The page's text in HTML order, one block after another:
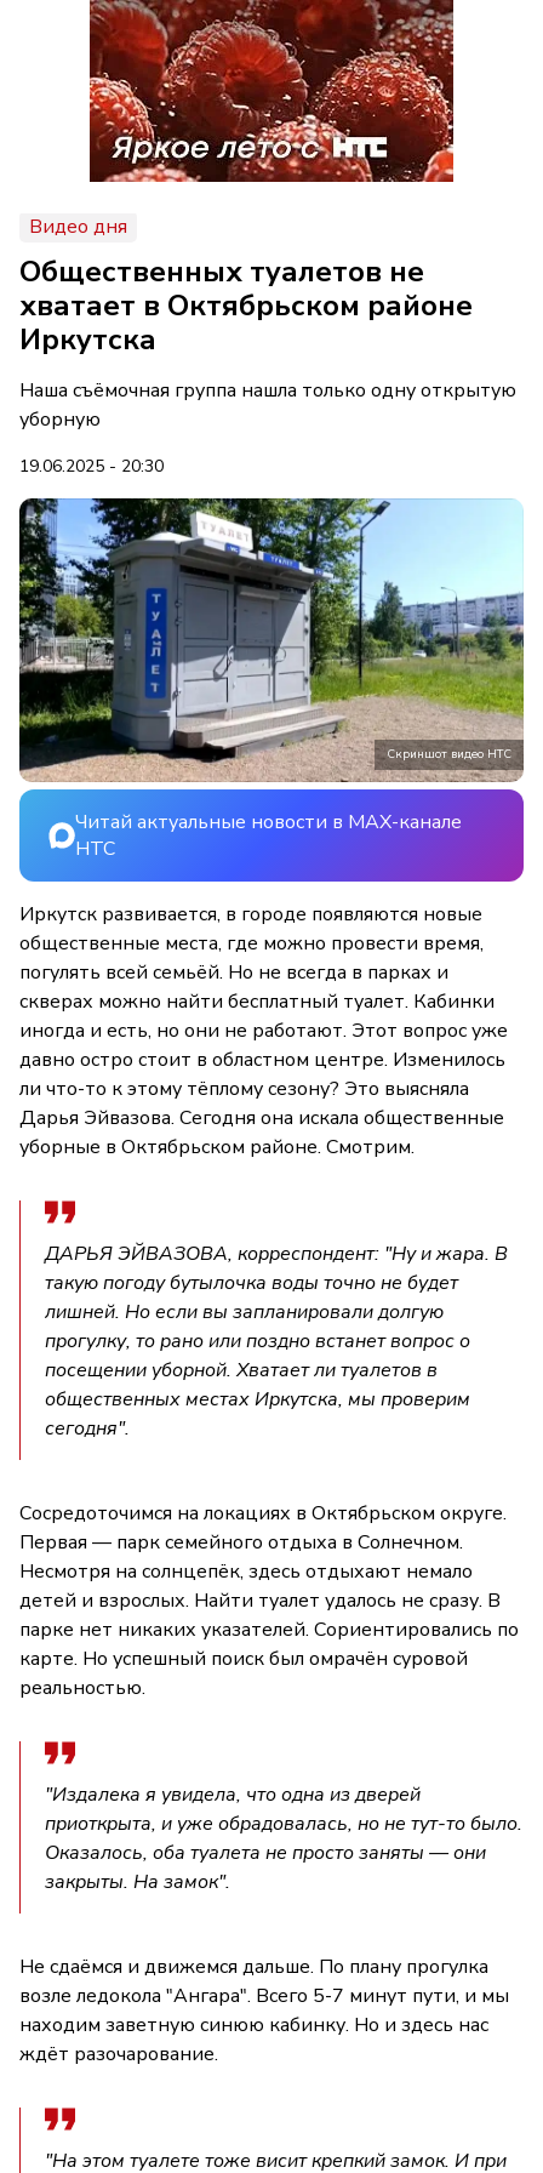
Видео дня
Общественных туалетов не
хватает в Октябрьском районе
Иркутска
Наша съёмочная группа нашла только одну открытую
уборную
19.06.2025 - 20:30
Скриншот видео НТС
Читай актуальные новости в MAX-канале
НТС
Иркутск развивается, в городе появляются новые
общественные места, где можно провести время,
погулять всей семьёй. Но не всегда в парках и
скверах можно найти бесплатный туалет. Кабинки
иногда и есть, но они не работают. Этот вопрос уже
давно остро стоит в областном центре. Изменилось
ли что-то к этому тёплому сезону? Это выясняла
Дарья Эйвазова. Сегодня она искала общественные
уборные в Октябрьском районе. Смотрим.
ДАРЬЯ ЭЙВАЗОВА, корреспондент: "Ну и жара. В
такую погоду бутылочка воды точно не будет
лишней. Но если вы запланировали долгую
прогулку, то рано или поздно встанет вопрос о
посещении уборной. Хватает ли туалетов в
общественных местах Иркутска, мы проверим
сегодня".
Сосредоточимся на локациях в Октябрьском округе.
Первая — парк семейного отдыха в Солнечном.
Несмотря на солнцепёк, здесь отдыхают немало
детей и взрослых. Найти туалет удалось не сразу. В
парке нет никаких указателей. Сориентировались по
карте. Но успешный поиск был омрачён суровой
реальностью.
"Издалека я увидела, что одна из дверей
приоткрыта, и уже обрадовалась, но не тут-то было.
Оказалось, оба туалета не просто заняты — они
закрыты. На замок".
Не сдаёмся и движемся дальше. По плану прогулка
возле ледокола "Ангара". Всего 5-7 минут пути, и мы
находим заветную синюю кабинку. Но и здесь нас
ждёт разочарование.
"На этом туалете тоже висит крепкий замок. И при